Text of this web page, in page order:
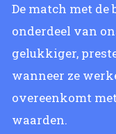
De match met
onderdeel van
gelukkiger,
wanneer ze
overeenkomt
waarden.